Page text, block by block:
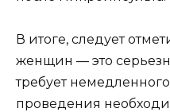
В итоге, следует
женщин — это
требует
проведения